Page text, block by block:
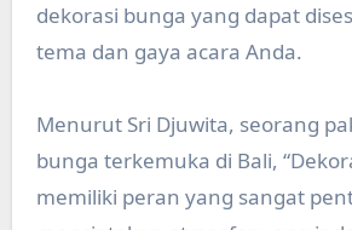
dekorasi bunga yang dapat
tema dan gaya acara Anda.
Menurut Sri Djuwita, seorang
bunga terkemuka di Bali,
memiliki peran yang sangat